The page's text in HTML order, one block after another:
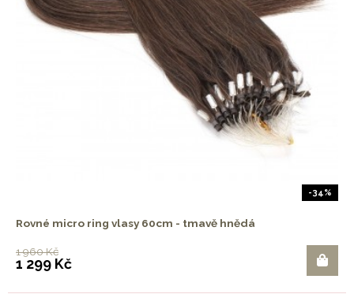
-34%
Rovné micro ring vlasy 60cm - tmavě hnědá
1 960 Kč
1 299 Kč